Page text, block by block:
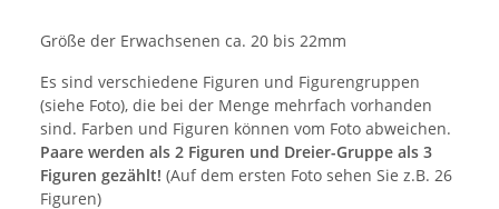
Größe der Erwachsenen ca. 20 bis 22mm
Es sind verschiedene Figuren und Figurengruppen
(siehe Foto), die bei der Menge mehrfach vorhanden
sind. Farben und Figuren können vom Foto abweichen.
Paare werden als 2 Figuren und Dreier-Gruppe als 3
Figuren gezählt! (Auf dem ersten Foto sehen Sie z.B. 26
Figuren)